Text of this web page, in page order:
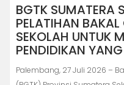
BGTK SUMATERA
PELATIHAN
SEKOLAH UNTUK
PENDIDIKAN
Palembang, 27 Juli 2026 –